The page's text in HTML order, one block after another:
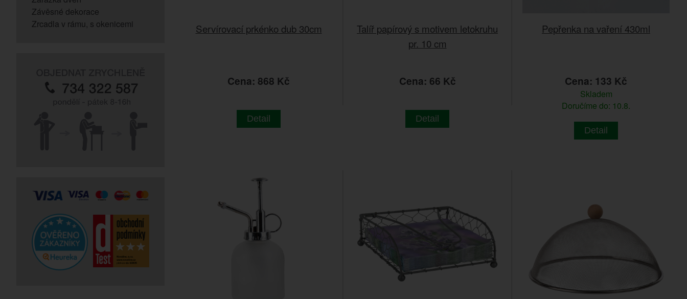
Závěsné dekorace
Zrcadla v rámu, s okenicemi
Servírovací prkénko dub 30cm
Cena: 868 Kč
Detail
Talíř papírový s motivem letokruhu
pr. 10 cm
Cena: 66 Kč
Detail
Pepřenka na vaření 430ml
Cena: 133 Kč
Skladem
Doručíme do: 10.8.
Detail